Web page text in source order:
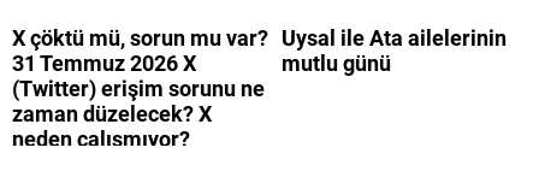
X çöktü mü, sorun mu var?
31 Temmuz 2026 X
(Twitter) erişim sorunu ne
zaman düzelecek? X
neden çalışmıyor?
Uysal ile Ata ailelerinin
mutlu günü